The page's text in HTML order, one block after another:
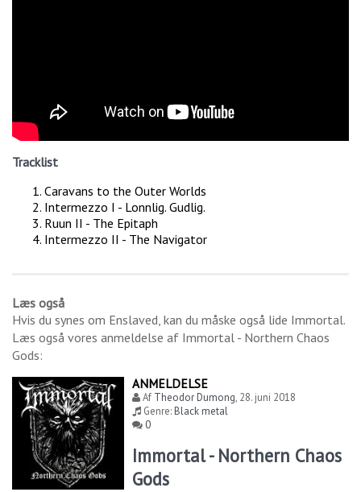
Tracklist
Caravans to the Outer Worlds
Intermezzo I - Lonnlig. Gudlig.
Ruun II - The Epitaph
Intermezzo II - The Navigator
Læs også
Hvis du synes om Enslaved, kan du måske også lide Immortal.
Læs også vores anmeldelse af Immortal - Northern Chaos
Gods:
ANMELDELSE
Af Theodor Dumong, 28. juni 2018
Genre:Black metal
0
Immortal - Northern Chaos
Gods